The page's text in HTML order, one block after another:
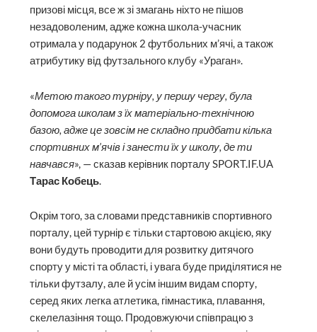
призові місця, все ж зі змагань ніхто не пішов
незадоволеним, адже кожна школа-учасник
отримала у подарунок 2 футбольних м’ячі, а також
атрибутику від футзального клубу «Ураган».
«Метою такого турніру, у першу чергу, була
допомога школам з їх матеріально-технічною
базою, адже це зовсім не складно придбати кілька
спортивних м’ячів і занести їх у школу, де ти
навчався», — сказав керівник порталу SPORT.IF.UA
Тарас Кобець.
Окрім того, за словами представників спортивного
порталу, цей турнір є тільки стартовою акцією, яку
вони будуть проводити для розвитку дитячого
спорту у місті та області, і увага буде приділятися не
тільки футзалу, але й усім іншим видам спорту,
серед яких легка атлетика, гімнастика, плавання,
скелелазіння тощо. Продовжуючи співпрацю з